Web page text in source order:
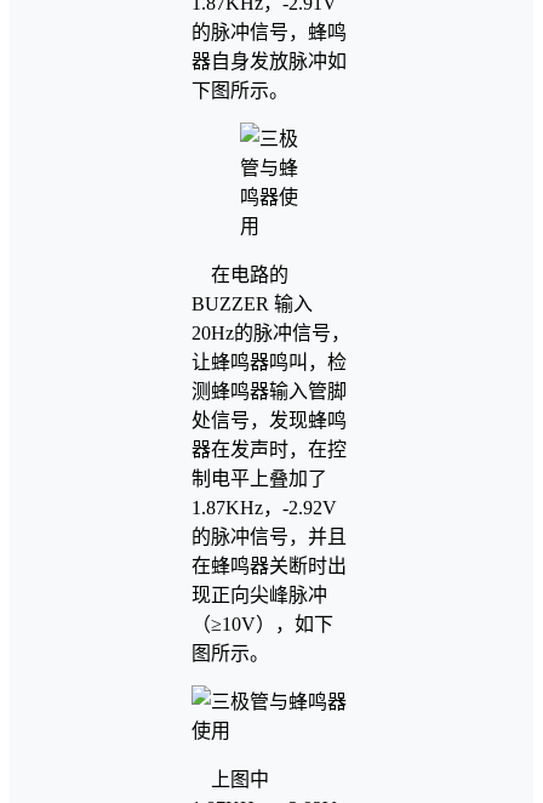
的脉冲信号，蜂鸣
器自身发放脉冲如
下图所示。
在电路的
BUZZER 输入
20Hz的脉冲信号，
让蜂鸣器鸣叫，检
测蜂鸣器输入管脚
处信号，发现蜂鸣
器在发声时，在控
制电平上叠加了
1.87KHz，-2.92V
的脉冲信号，并且
在蜂鸣器关断时出
现正向尖峰脉冲
（≥10V），如下
图所示。
上图中